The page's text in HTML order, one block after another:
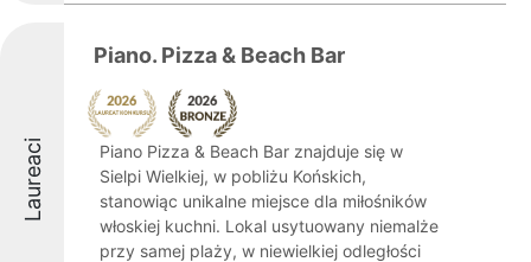
Laureaci
Piano. Pizza & Beach Bar
Piano Pizza & Beach Bar znajduje się w
Sielpi Wielkiej, w pobliżu Końskich,
stanowiąc unikalne miejsce dla miłośników
włoskiej kuchni. Lokal usytuowany niemalże
przy samej plaży, w niewielkiej odległości